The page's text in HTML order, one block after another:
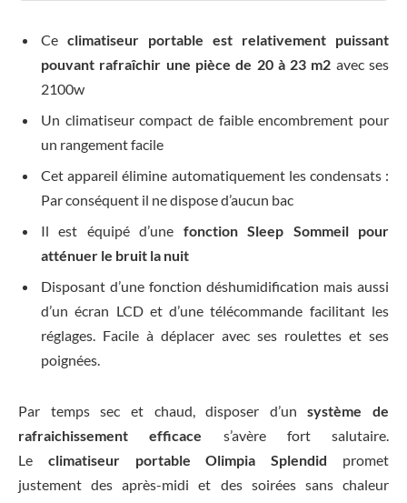
Ce climatiseur portable est relativement puissant
pouvant rafraîchir une pièce de 20 à 23 m2 avec ses
2100w
Un climatiseur compact de faible encombrement pour
un rangement facile
Cet appareil élimine automatiquement les condensats :
Par conséquent il ne dispose d’aucun bac
Il est équipé d’une fonction Sleep Sommeil pour
atténuer le bruit la nuit
Disposant d’une fonction déshumidification mais aussi
d’un écran LCD et d’une télécommande facilitant les
réglages. Facile à déplacer avec ses roulettes et ses
poignées.
Par temps sec et chaud, disposer d’unsystème de
rafraichissement efficace s’avère fort salutaire.
Le climatiseur portable Olimpia Splendid promet
justement des après-midi et des soirées sans chaleur